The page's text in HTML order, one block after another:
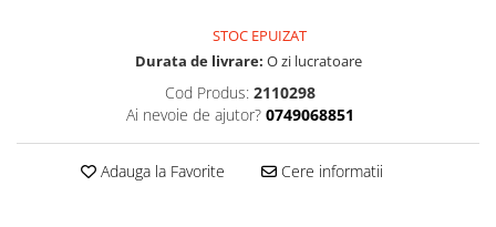
Accesorii pentru faianta, gresie si
Accesorii polizare si slefuire
Accesorii vopsire si tencuire
STOC EPUIZAT
Durata de livrare: O zi lucratoare
Cod Produs: 2110298
Ai nevoie de ajutor? 0749068851
Adauga la Favorite Cere informatii